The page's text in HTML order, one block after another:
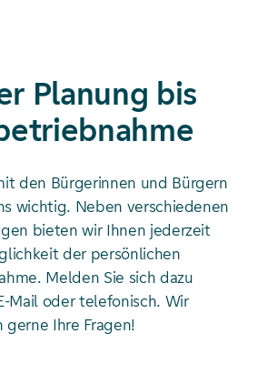
Planung bis
den Bürgerinnen und Bürgern
wichtig. Neben verschiedenen
bieten wir Ihnen jederzeit
der persönlichen
Melden Sie sich dazu
Mail oder telefonisch. Wir
Ihre Fragen!